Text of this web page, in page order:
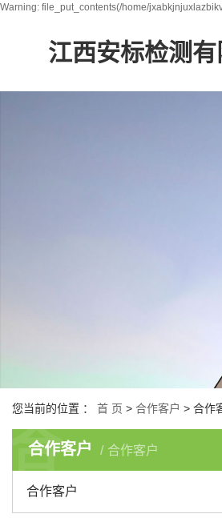
Warning: file_put_contents(/home/
江西安标检测有
您当前的位置 ： 首 页 > 合作客户 > 合作
合作客户 合作客户
合
合作客户